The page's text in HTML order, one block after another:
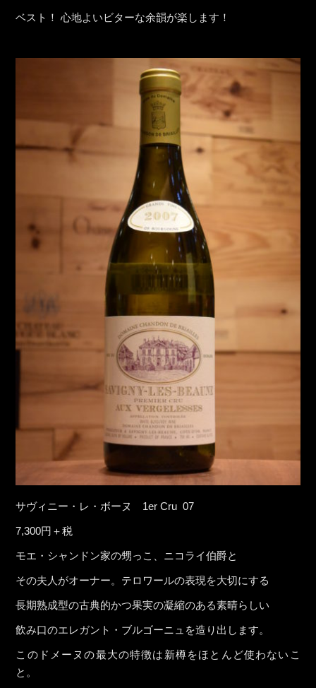
ベスト！ 心地よいビターな余韻が楽します！
サヴィニー・レ・ボーヌ 1er Cru 07
7,300円＋税
モエ・シャンドン家の甥っこ、ニコライ伯爵と
その夫人がオーナー。テロワールの表現を大切にする
長期熟成型の古典的かつ果実の凝縮のある素晴らしい
飲み口のエレガント・ブルゴーニュを造り出します。
このドメーヌの最大の特徴は新樽をほとんど使わないこ
と。